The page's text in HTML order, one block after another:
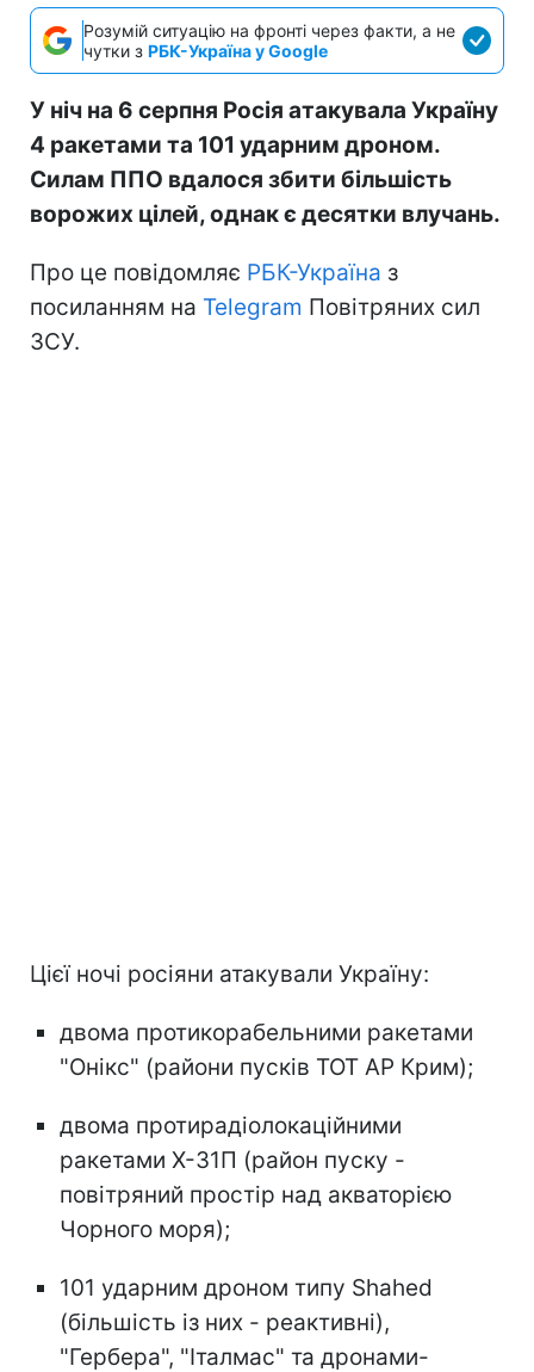
Розумій ситуацію на фронті через факти, а не
чутки з РБК-Україна у Google
У ніч на 6 серпня Росія атакувала Україну
4 ракетами та 101 ударним дроном.
Силам ППО вдалося збити більшість
ворожих цілей, однак є десятки влучань.
Про це повідомляє РБК-Україна з
посиланням на Telegram Повітряних сил
ЗСУ.
Цієї ночі росіяни атакували Україну:
двома протикорабельними ракетами
"Онікс" (райони пусків ТОТ АР Крим);
двома протирадіолокаційними
ракетами Х-31П (район пуску -
повітряний простір над акваторією
Чорного моря);
101 ударним дроном типу Shahed
(більшість із них - реактивні),
"Гербера", "Італмас" та дронами-